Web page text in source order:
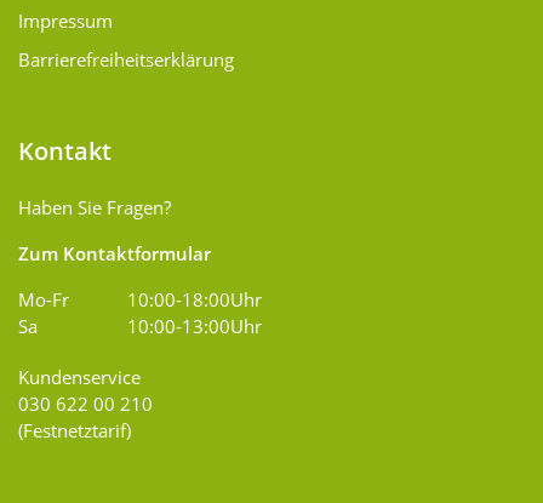
Impressum
Barrierefreiheitserklärung
Kontakt
Haben Sie Fragen?
Zum Kontaktformular
Mo-Fr
10:00-18:00Uhr
Sa
10:00-13:00Uhr
Kundenservice
030 622 00 210
(Festnetztarif)